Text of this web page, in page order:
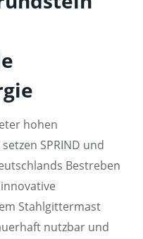
hohen
SPRIND und
Bestreben
Stahlgittermast
nutzbar und